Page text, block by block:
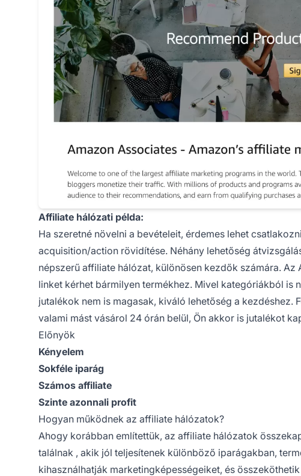
Affiliate hálózati példa:
Ha szeretné növelni a bevételeit, érdemes lehet
acquisition/action rövidítése. Néhány lehetőség
népszerű affiliate hálózat, különösen kezdők számára.
linket kérhet bármilyen termékhez. Mivel kategóriákból is
jutalékok nem is magasak, kiváló lehetőség a
valami mást vásárol 24 órán belül, Ön akkor is jutalékot
Előnyök
Kényelem
Sokféle iparág
Számos affiliate
Szinte azonnali profit
Hogyan működnek az affiliate hálózatok?
Ahogy korábban említettük, az affiliate hálózatok
találnak , akik jól teljesítenek különböző iparágakban,
kihasználhatják marketingképességeiket, és